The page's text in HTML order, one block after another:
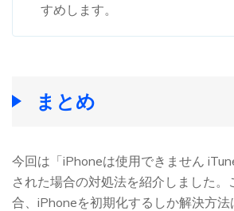
すめします。
まとめ
今回は「iPhoneは使用できません
された場合の対処法を紹介しました。
合、iPhoneを初期化するしか解決方